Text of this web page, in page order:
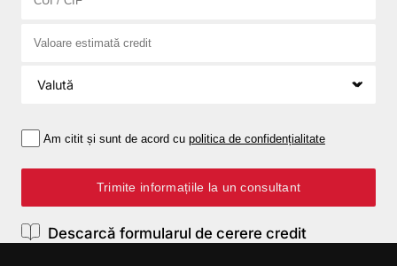
Am citit și sunt de acord cu politica de confidențialitate
Trimite informațiile la un consultant
Descarcă formularul de cerere credit